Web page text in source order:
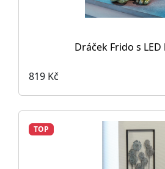
Dráček Frido s
819 Kč
TOP